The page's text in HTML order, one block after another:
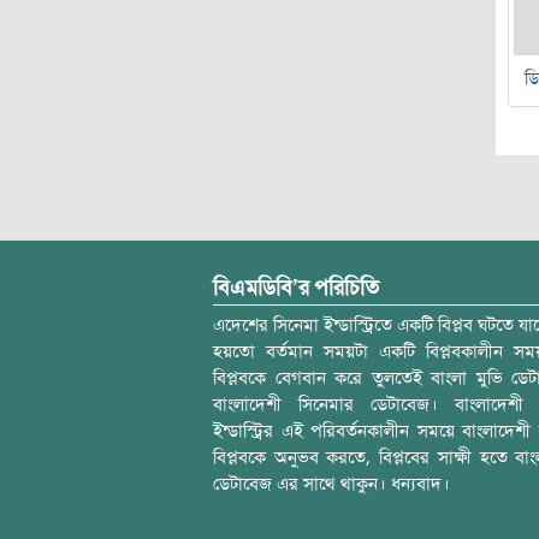
বিএমডিবি’র পরিচিতি
এদেশের সিনেমা ইন্ডাস্ট্রিতে একটি বিপ্লব ঘটতে
হয়তো বর্তমান সময়টা একটি বিপ্লবকালীন
বিপ্লবকে বেগবান করে তুলতেই বাংলা মুভি
বাংলাদেশী সিনেমার ডেটাবেজ। বাংলাদেশী
ইন্ডাস্ট্রির এই পরিবর্তনকালীন সময়ে বাংলাদেশী
বিপ্লবকে অনুভব করতে, বিপ্লবের সাক্ষী হতে
ডেটাবেজ এর সাথে থাকুন। ধন্যবাদ।